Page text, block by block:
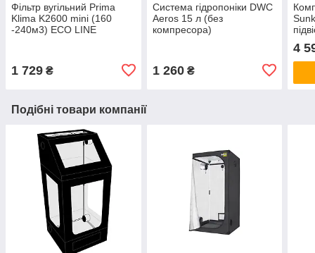
Фільтр вугільний Prima
Klima K2600 mini (160
-240м3) ECO LINE
1 729 ₴
Система гідропоніки DWC
Aeros 15 л (без
компресора)
1 260₴
4
Подібні товари компанії